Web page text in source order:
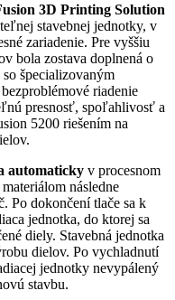
3D Printing Solution
stavebnej jednotky, v
zariadenie. Pre vyššiu
bola zostava doplnená o
špecializovaným
riadenie
presnosť, spoľahlivosť a
5200 riešením na
automaticky v procesnom
následne
Po dokončení tlače sa k
jednotka, do ktorej sa
diely. Stavebná jednotka
dielov. Po vychladnutí
jednotky nevypálený
stavbu.